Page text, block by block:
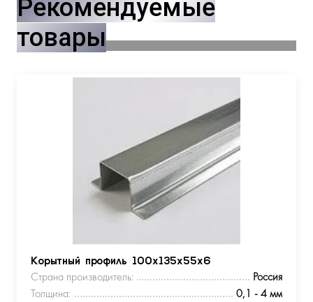
Рекомендуемые
товары
Корытный профиль 100х135х55х6
Страна производитель:
Россия
Толщина:
0,1 - 4 мм